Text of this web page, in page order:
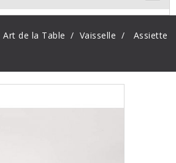
Art de la Table Vaisselle
Assiette